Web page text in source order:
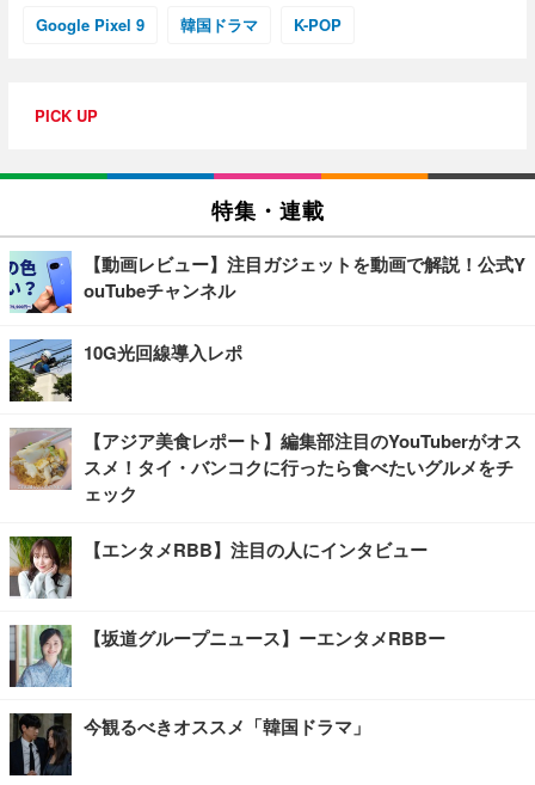
Google Pixel 9 韓国ドラマ K-POP
PICK UP
特集・連載
【動画レビュー】注目ガジェットを動画で解説！公式Y
ouTubeチャンネル
10G光回線導入レポ
【アジア美食レポート】編集部注目のYouTuberがオス
スメ！タイ・バンコクに行ったら食べたいグルメをチ
ェック
【エンタメRBB】注目の人にインタビュー
【坂道グループニュース】ーエンタメRBBー
今観るべきオススメ「韓国ドラマ」